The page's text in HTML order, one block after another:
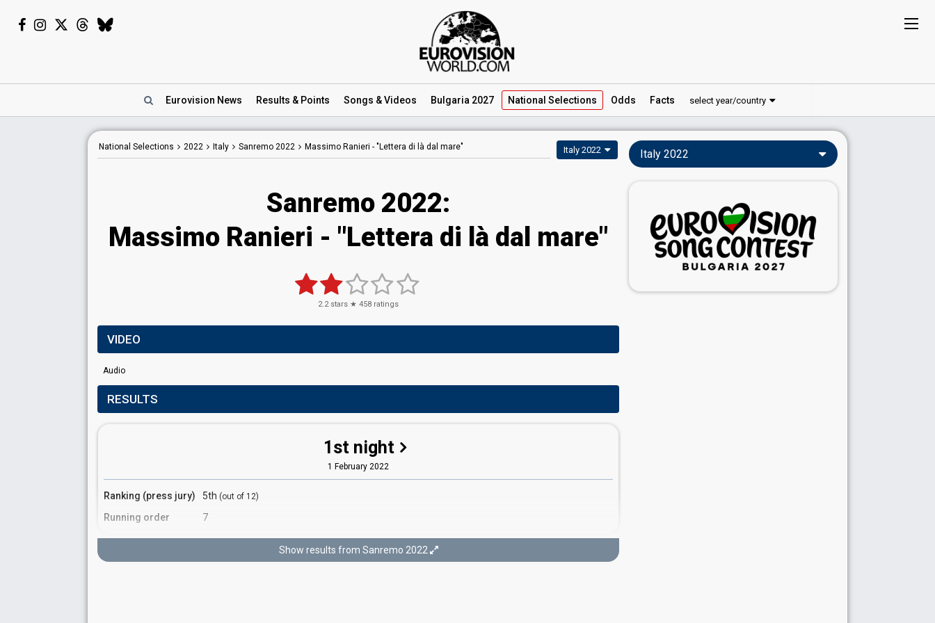
Eurovision News Results & Points Songs & Videos Bulgaria 2027 National Selections Odds Facts select year/country
National Selections 2022 Italy Sanremo 2022 Massimo Ranieri - "Lettera di là dal mare" Italy 2022
Sanremo 2022:
Massimo Ranieri - "Lettera di là dal mare"
2.2stars ★ 458 ratings
VIDEO
Audio
RESULTS
1st night
1 February 2022
Ranking (press jury) 5th (out of 12)
Running order 7
3rd night
Show results from Sanremo 2022
Italy 2022